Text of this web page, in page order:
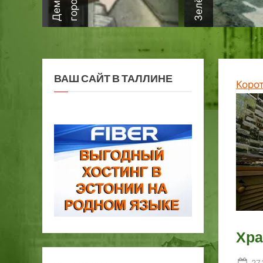
ВАШ САЙТ В ТАЛЛИНЕ